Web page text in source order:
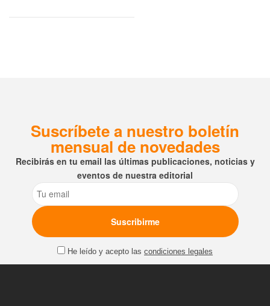
Suscríbete a nuestro boletín
mensual de novedades
Recibirás en tu email las últimas publicaciones, noticias y
eventos de nuestra editorial
Email
He leído y acepto las condiciones legales